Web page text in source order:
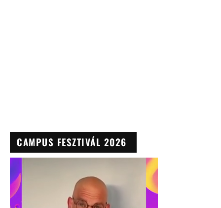
CAMPUS FESZTIVÁL 2026